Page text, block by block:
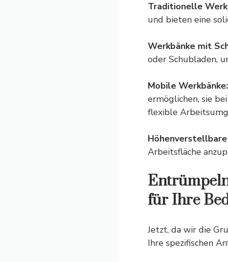
Traditionelle
und bieten eine
Werkbänke mit
oder Schubladen,
Mobile Werkbänke:
ermöglichen, sie
flexible
Arbeitsfläche
für Ihre
Jetzt, da wir die
Ihre spezifischen